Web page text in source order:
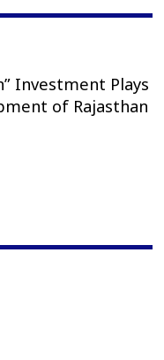
Investment Plays
of Rajasthan